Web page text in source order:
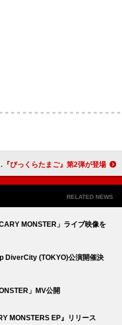
TWICE公式キャラ「TWICE LOVELYS」、泡風呂になる＆マスコットが出てくる『びっくらたまご』第2弾が登場
RELATED NEWS
MONSTER」ライブ映像を
DiverCity (TOKYO)公演開催決
」MV公開
MONSTERS EP』リリース